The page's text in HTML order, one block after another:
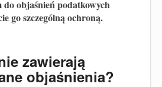
objaśnień podatkowych
go szczególną ochroną.
zawierają
objaśnienia?